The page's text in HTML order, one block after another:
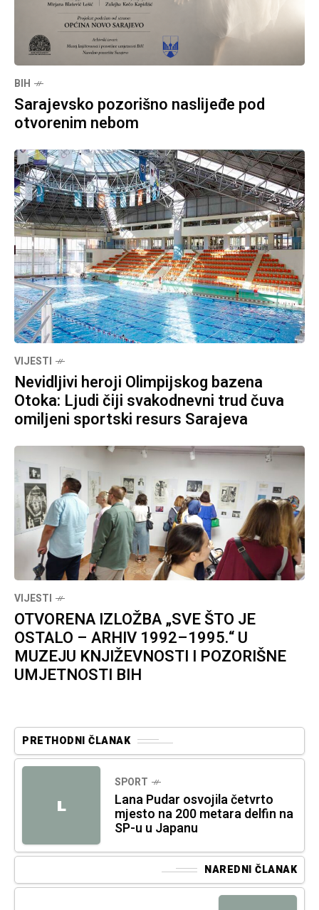
BIH
Sarajevsko pozorišno naslijeđe pod
otvorenim nebom
VIJESTI
Nevidljivi heroji Olimpijskog bazena
Otoka: Ljudi čiji svakodnevni trud čuva
omiljeni sportski resurs Sarajeva
VIJESTI
OTVORENA IZLOŽBA „SVE ŠTO JE
OSTALO – ARHIV 1992–1995.“ U
MUZEJU KNJIŽEVNOSTI I POZORIŠNE
UMJETNOSTI BIH
PRETHODNI ČLANAK
L
SPORT
Lana Pudar osvojila četvrto
mjesto na 200 metara delfin na
SP-u u Japanu
NAREDNI ČLANAK